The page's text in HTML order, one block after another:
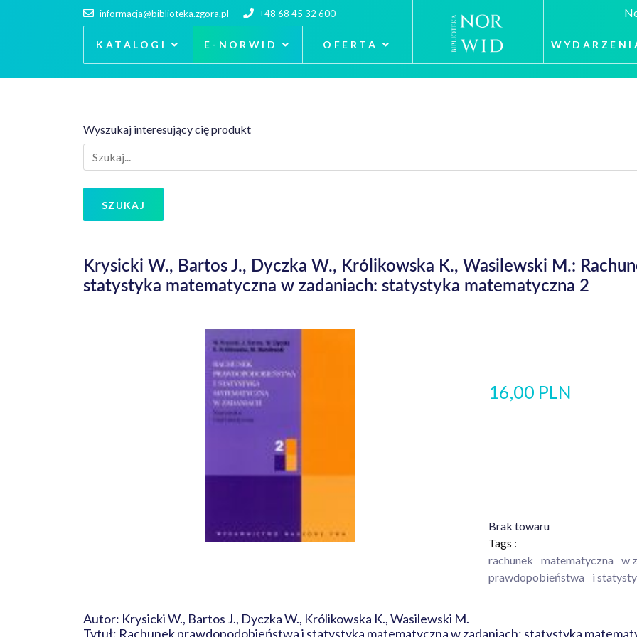
informacja@biblioteka.zgora.pl +48 68 45 32 600
KATALOGI E-NORWID OFERTA
Wyszukaj interesujący cię produkt
SZUKAJ
Krysicki W., Bartos J., Dyczka W., Królikowska K., Wasilewski M.:
statystyka matematyczna w zadaniach: statystyka matematyczna 2
16,00 PLN
Brak towaru
Tags :
rachunek
matematyczna w
prawdopobieństwa
i
Autor: Krysicki W., Bartos J., Dyczka W., Królikowska K., Wasilewski M.
Tytuł: Rachunek prawdopodobieństwa i statystyka matematyczna w zadaniach: statystyka